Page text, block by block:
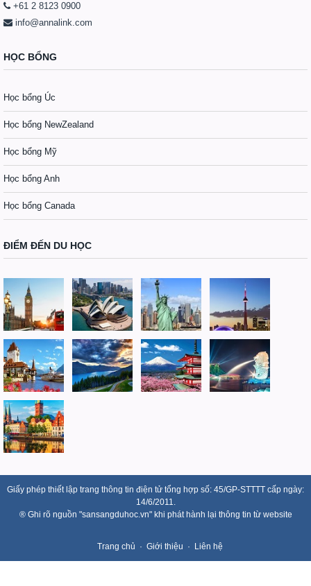
+61 2 8123 0900
info@annalink.com
HỌC BỔNG
Học bổng Úc
Học bổng NewZealand
Học bổng Mỹ
Học bổng Anh
Học bổng Canada
ĐIỂM ĐẾN DU HỌC
Giấy phép thiết lập trang thông tin điện tử tổng hợp số: 45/GP-STTTT cấp ngày:
14/6/2011.
® Ghi rõ nguồn "sansangduhoc.vn" khi phát hành lại thông tin từ website
Trang chủ Giới thiệu Liên hệ